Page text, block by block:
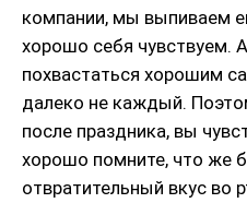
компании, мы выпиваем
хорошо себя чувствуем.
похвастаться хорошим
далеко не каждый.
после праздника, вы
хорошо помните, что же
отвратительный вкус во